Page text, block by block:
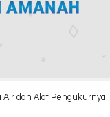
Conductivity/TDS/
Formalin dan Amonium
Air dan Alat